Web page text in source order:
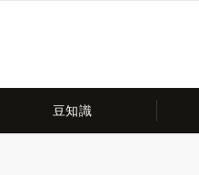
豆知識